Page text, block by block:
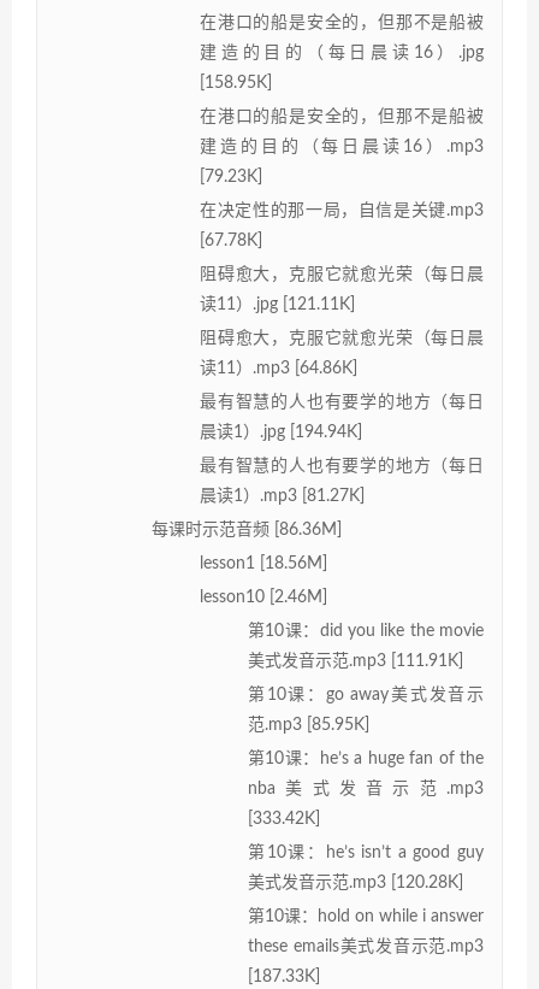
在港口的船是安全的，但那不是船被
建造的目的（每日晨读16）.jpg
[158.95K]
在港口的船是安全的，但那不是船被
建造的目的（每日晨读16）.mp3
[79.23K]
在决定性的那一局，自信是关键.mp3
[67.78K]
阻碍愈大，克服它就愈光荣（每日晨
读11）.jpg [121.11K]
阻碍愈大，克服它就愈光荣（每日晨
读11）.mp3 [64.86K]
最有智慧的人也有要学的地方（每日
晨读1）.jpg [194.94K]
最有智慧的人也有要学的地方（每日
晨读1）.mp3 [81.27K]
每课时示范音频 [86.36M]
lesson1 [18.56M]
lesson10 [2.46M]
第10课：did you like the movie
美式发音示范.mp3 [111.91K]
第10课：go away美式发音示
范.mp3 [85.95K]
第10课：he’s a huge fan of the
nba美式发音示范.mp3
[333.42K]
第10课：he’s isn’t a good guy
美式发音示范.mp3 [120.28K]
第10课：hold on while i answer
these emails美式发音示范.mp3
[187.33K]